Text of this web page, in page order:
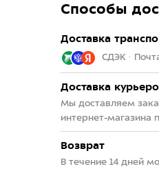
Способы
Доставка
СДЭК ·
Доставка
Мы доставляем
интернет-магазина
Возврат
В течение 14 дней